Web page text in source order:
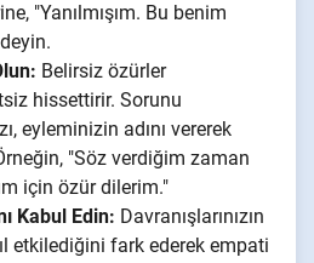
"Yanılmışım. Bu benim
Belirsiz özürler
hissettirir. Sorunu
eyleminizin adını vererek
"Söz verdiğim zaman
için özür dilerim."
Kabul Edin: Davranışlarınızın
etkilediğini fark ederek empati